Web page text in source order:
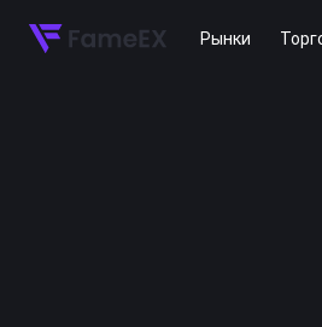
Рынки